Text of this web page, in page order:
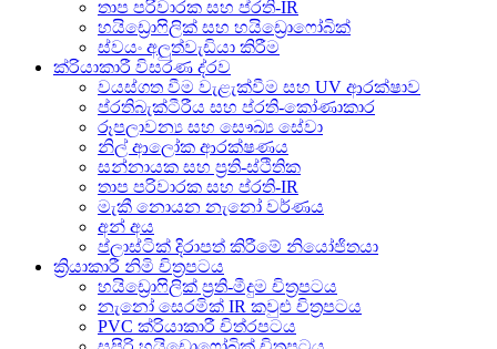
තාප පරිවාරක සහ ප්රති-IR
හයිඩ්‍රොෆිලික් සහ හයිඩ්‍රොෆෝබික්
ස්වයං අලුත්වැඩියා කිරීම
ක්රියාකාරී විසරණ ද්රව
වයස්ගත වීම වැළැක්වීම සහ UV ආරක්ෂාව
ප්රතිබැක්ටීරීය සහ ප්රති-කෝණාකාර
රූපලාවන්‍ය සහ සෞඛ්‍ය සේවා
නිල් ආලෝක ආරක්ෂණය
සන්නායක සහ ප්‍රති-ස්ථිතික
තාප පරිවාරක සහ ප්රති-IR
මැකී නොයන නැනෝ වර්ණය
අන් අය
ප්ලාස්ටික් දිරාපත් කිරීමේ නියෝජිතයා
ක්‍රියාකාරී නිමි චිත්‍රපටය
හයිඩ්‍රොෆිලික් ප්‍රති-මීදුම චිත්‍රපටය
නැනෝ සෙරමික් IR කවුළු චිත්‍රපටය
PVC ක්රියාකාරී චිත්රපටය